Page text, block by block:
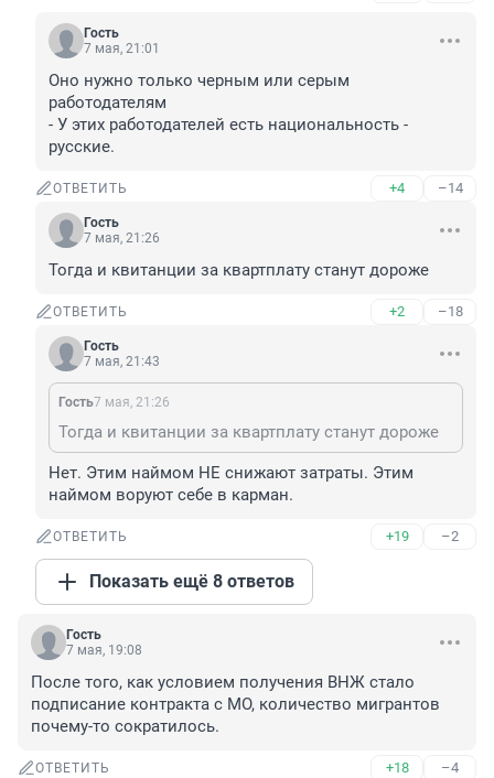
Гость
7 мая, 21:01
Оно нужно только черным или серым
работодателям
- У этих работодателей есть национальность -
русские.
ОТВЕТИТЬ +4 –14
Гость
7 мая, 21:26
Тогда и квитанции за квартплату станут дороже
ОТВЕТИТЬ +2 –18
Гость
7 мая, 21:43
Гость7 мая, 21:26
Тогда и квитанции за квартплату станут дороже
Нет. Этим наймом НЕ снижают затраты. Этим
наймом воруют себе в карман.
ОТВЕТИТЬ +19 –2
Показать ещё 8 ответов
Гость
7 мая, 19:08
После того, как условием получения ВНЖ стало
подписание контракта с МО, количество мигрантов
почему-то сократилось.
ОТВЕТИТЬ +18 –4